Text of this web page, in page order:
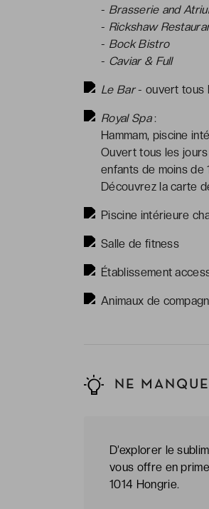
- Brasserie and
- Rickshaw
- Bock Bistro
- Caviar & Full
Le Bar- ouvert tous
Royal Spa:
Hammam, piscine
Ouvert tous les
enfants de moins de
Découvrez la carte
Piscine intérieure
Salle de fitness
Établissement
Animaux de
NE
D’explorer le
vous offre en
1014 Hongrie.